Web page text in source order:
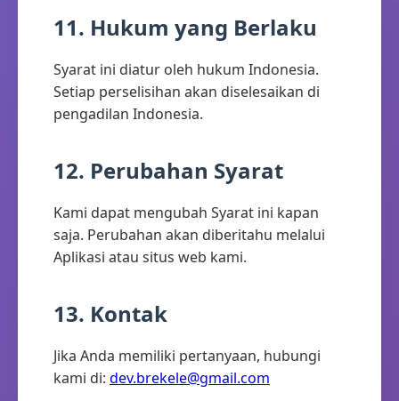
11. Hukum yang Berlaku
Syarat ini diatur oleh hukum Indonesia.
Setiap perselisihan akan diselesaikan di
pengadilan Indonesia.
12. Perubahan Syarat
Kami dapat mengubah Syarat ini kapan
saja. Perubahan akan diberitahu melalui
Aplikasi atau situs web kami.
13. Kontak
Jika Anda memiliki pertanyaan, hubungi
kami di: dev.brekele@gmail.com